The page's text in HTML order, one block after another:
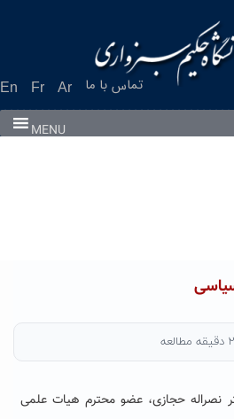
En Fr Ar تماس با ما
MENU
نصراله حجازی، عضو محترم هیات علمی